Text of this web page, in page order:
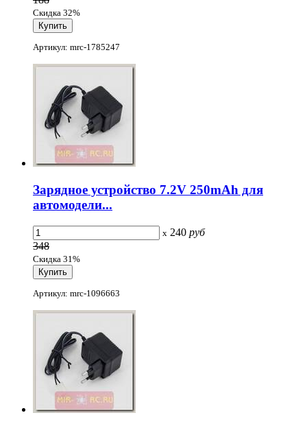
Скидка 32%
Артикул: mrc-1785247
Зарядное устройство 7.2V 250mAh для
автомодели...
x 240 руб
348
Скидка 31%
Артикул: mrc-1096663